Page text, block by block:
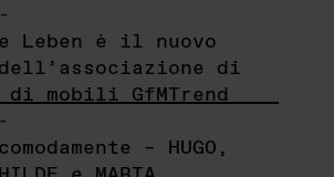
Leben è il nuovo
di
mobili GfMTrend
– HUGO,